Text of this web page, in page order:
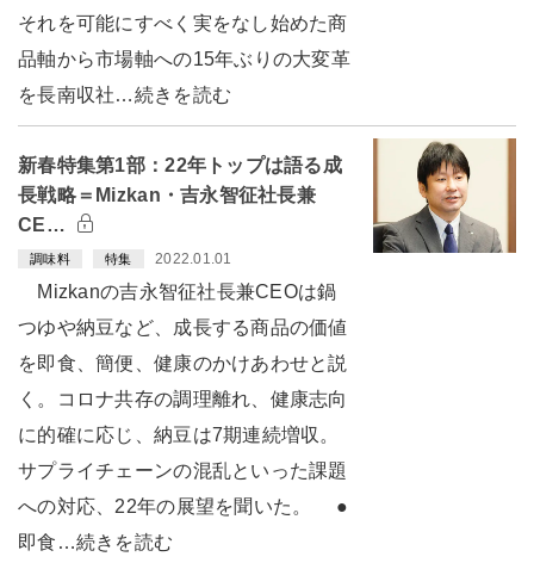
それを可能にすべく実をなし始めた商
品軸から市場軸への15年ぶりの大変革
を長南収社…続きを読む
新春特集第1部：22年トップは語る成
長戦略＝Mizkan・吉永智征社長兼
CE…
調味料 特集 2022.01.01
Mizkanの吉永智征社長兼CEOは鍋
つゆや納豆など、成長する商品の価値
を即食、簡便、健康のかけあわせと説
く。コロナ共存の調理離れ、健康志向
に的確に応じ、納豆は7期連続増収。
サプライチェーンの混乱といった課題
への対応、22年の展望を聞いた。 ●
即食…続きを読む